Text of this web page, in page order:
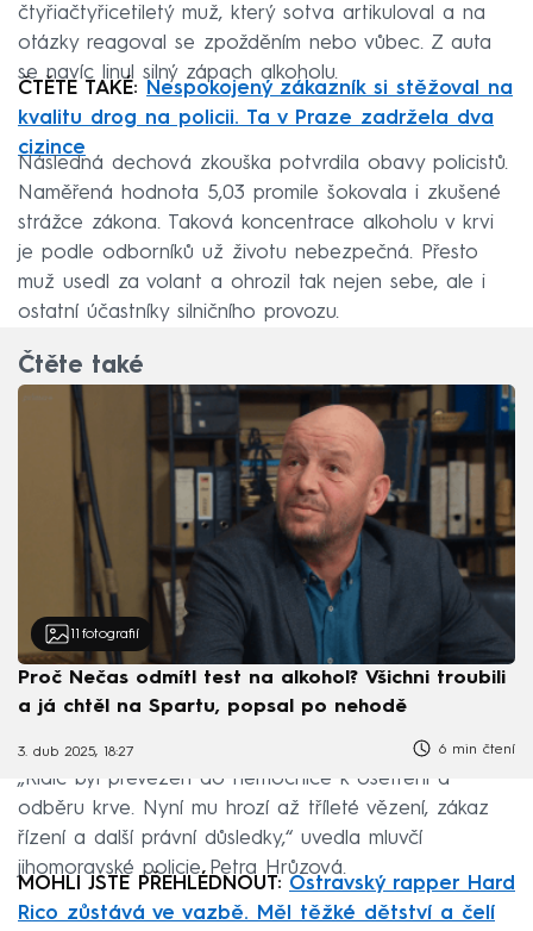
čtyřiačtyřicetiletý muž, který sotva artikuloval a na
otázky reagoval se zpožděním nebo vůbec. Z auta
se navíc linul silný zápach alkoholu.
ČTĚTE TAKÉ: Nespokojený zákazník si stěžoval na
kvalitu drog na policii. Ta v Praze zadržela dva
cizince
Následná dechová zkouška potvrdila obavy policistů.
Naměřená hodnota 5,03 promile šokovala i zkušené
strážce zákona. Taková koncentrace alkoholu v krvi
je podle odborníků už životu nebezpečná. Přesto
muž usedl za volant a ohrozil tak nejen sebe, ale i
ostatní účastníky silničního provozu.
Čtěte také
11 fotografií
Proč Nečas odmítl test na alkohol? Všichni troubili
a já chtěl na Spartu, popsal po nehodě
3. dub 2025, 18:27 6 min čtení
„Řidič byl převezen do nemocnice k ošetření a
odběru krve. Nyní mu hrozí až tříleté vězení, zákaz
řízení a další právní důsledky,“ uvedla mluvčí
jihomoravské policie Petra Hrůzová.
MOHLI JSTE PŘEHLÉDNOUT: Ostravský rapper Hard
Rico zůstává ve vazbě. Měl těžké dětství a čelí